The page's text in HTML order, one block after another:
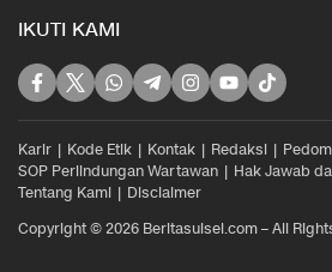
IKUTI KAMI
Karir Kode Etik Kontak Redaksi
SOP Perlindungan Wartawan
Hak Jawab
Tentang Kami
Disclaimer
Copyright © 2026 Beritasulsel.com – All